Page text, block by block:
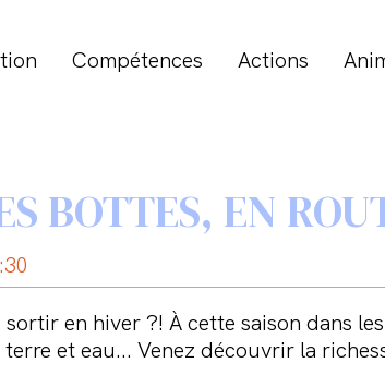
Compétences Actions
BOTTES, EN
en hiver ?! À cette saison dans
et eau... Venez découvrir la